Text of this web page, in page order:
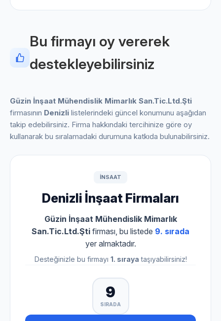
Bu firmayı oy vererek
destekleyebilirsiniz
Güzin İnşaat Mühendislik Mimarlık San.Tic.Ltd.Şti
firmasının Denizli listelerindeki güncel konumunu aşağıdan
takip edebilirsiniz. Firma hakkındaki tercihinize göre oy
kullanarak bu sıralamadaki durumuna katkıda bulunabilirsiniz.
INSAAT
Denizli İnşaat Firmaları
Güzin İnşaat Mühendislik Mimarlık
San.Tic.Ltd.Şti firması, bu listede 9. sırada
yer almaktadır.
Desteğinizle bu firmayı 1. sıraya taşıyabilirsiniz!
9
SIRADA